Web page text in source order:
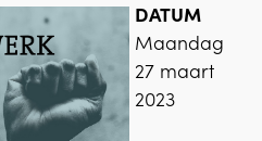
DATUM
Maandag
27 maart
2023